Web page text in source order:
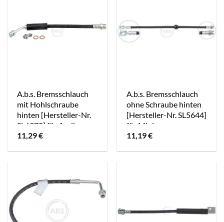
A.b.s. Bremsschlauch
mit Hohlschraube
hinten [Hersteller-Nr.
SL6372] für Audi,
Cupra, Seat, Skoda, VW
11,29€
A.b.s. Bremsschlauch
ohne Schraube hinten
[Hersteller-Nr. SL5644]
für Mini
11,19€